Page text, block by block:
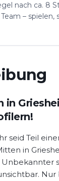
nach ca. 8
– spielen,
First
in
seid Teil
in
Nur